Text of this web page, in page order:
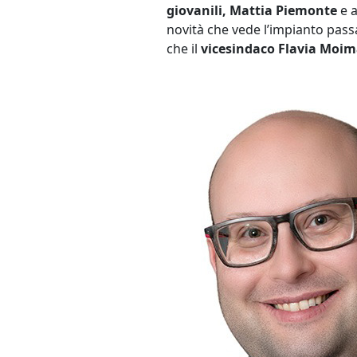
giovanili, Mattia Piemonte e
novità che vede l’impianto
che il vicesindaco Flavia